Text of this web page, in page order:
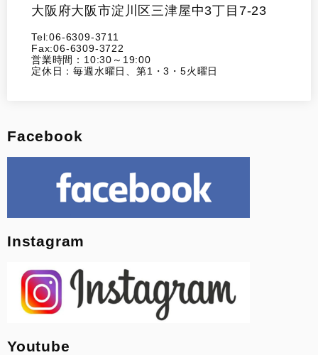
大阪府大阪市淀川区三津屋中3丁目7-23
Tel:06-6309-3711
Fax:06-6309-3722
営業時間：10:30～19:00
定休日：毎週水曜日、第1・3・5火曜日
Facebook
Instagram
Youtube